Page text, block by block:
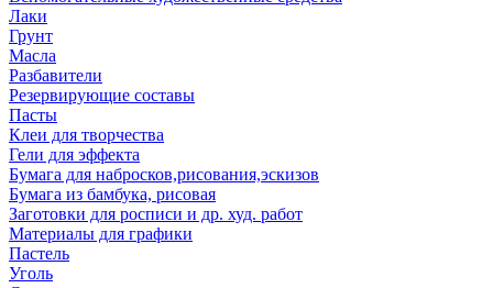
Лаки
Грунт
Масла
Разбавители
Резервирующие составы
Пасты
Клеи для творчества
Гели для эффекта
Бумага для набросков,рисования,эскизов
Бумага из бамбука, рисовая
Заготовки для росписи и др. худ. работ
Материалы для графики
Пастель
Уголь